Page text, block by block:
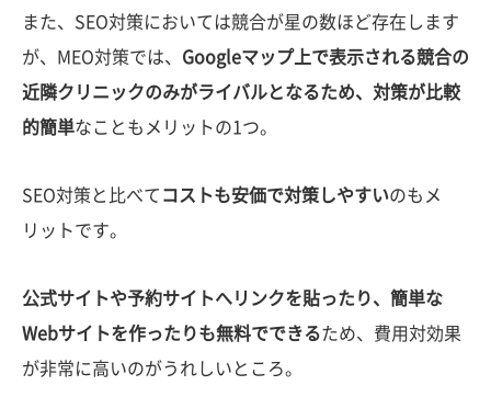
また、SEO対策においては競合が星の数ほど存在します
が、MEO対策では、 Googleマップ上で表示される競合の
近隣クリニックのみがライバルとなるため、対策が比較
的簡単なこともメリットの1つ。
SEO対策と比べて コストも安価で対策しやすいのもメ
リットです。
公式サイトや予約サイトへリンクを貼ったり、簡単な
Webサイトを作ったりも無料でできるため、費用対効果
が非常に高いのがうれしいところ。